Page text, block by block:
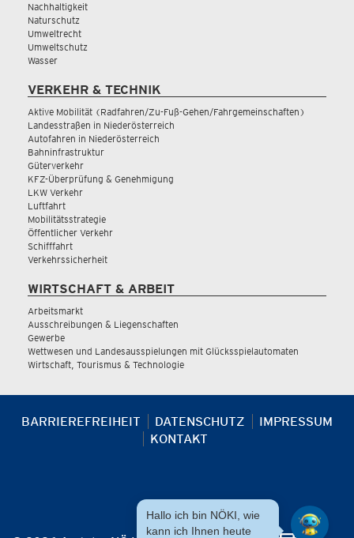
Nachhaltigkeit
Naturschutz
Umweltrecht
Umweltschutz
Wasser
VERKEHR & TECHNIK
Aktive Mobilität (Radfahren/Zu-Fuß-Gehen/Fahrgemeinschaften)
Landesstraßen in Niederösterreich
Autofahren in Niederösterreich
Bahninfrastruktur
Güterverkehr
KFZ-Überprüfung & Genehmigung
LKW Verkehr
Luftfahrt
Mobilitätsstrategie
Öffentlicher Verkehr
Schifffahrt
Verkehrssicherheit
WIRTSCHAFT & ARBEIT
Arbeitsmarkt
Ausschreibungen & Liegenschaften
Gewerbe
Wettwesen und Landesausspielungen mit Glücksspielautomaten
Wirtschaft, Tourismus & Technologie
BARRIEREFREIHEIT DATENSCHUTZ
IMPRESSUM
KONTAKT
Hallo ich bin NÖKI, wie
kann ich Ihnen heute